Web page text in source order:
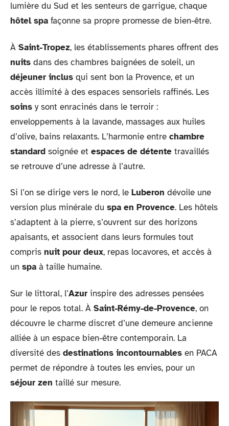
lumière du Sud et les senteurs de garrigue, chaque
hôtel spa façonne sa propre promesse de bien-être.
À Saint-Tropez, les établissements phares offrent des
nuits dans des chambres baignées de soleil, un
déjeuner inclus qui sent bon la Provence, et un
accès illimité à des espaces sensoriels raffinés. Les
soins y sont enracinés dans le terroir :
enveloppements à la lavande, massages aux huiles
d’olive, bains relaxants. L’harmonie entre chambre
standard soignée et espaces de détente travaillés
se retrouve d’une adresse à l’autre.
Si l’on se dirige vers le nord, le Luberon dévoile une
version plus minérale du spa en Provence. Les hôtels
s’adaptent à la pierre, s’ouvrent sur des horizons
apaisants, et associent dans leurs formules tout
compris nuit pour deux, repas locavores, et accès à
un spa à taille humaine.
Sur le littoral, l’Azur inspire des adresses pensées
pour le repos total. À Saint-Rémy-de-Provence, on
découvre le charme discret d’une demeure ancienne
alliée à un espace bien-être contemporain. La
diversité des destinations incontournables en PACA
permet de répondre à toutes les envies, pour un
séjour zen taillé sur mesure.